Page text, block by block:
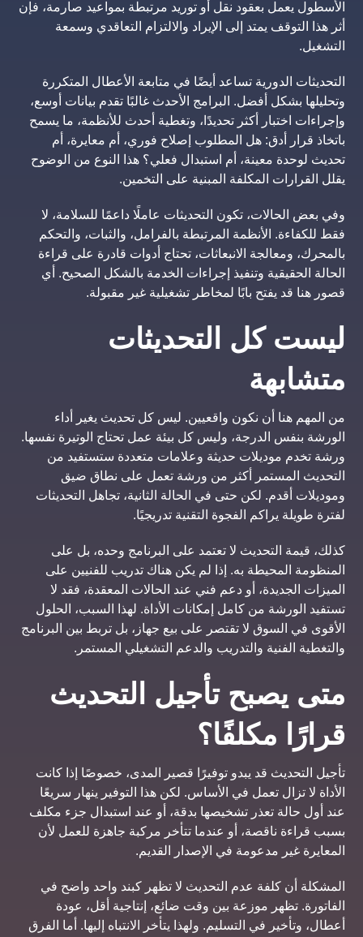
الأسطول يعمل بعقود نقل أو توريد مرتبطة بمواعيد صارمة، فإن
أثر هذا التوقف يمتد إلى الإيراد والالتزام التعاقدي وسمعة
التشغيل.
التحديثات الدورية تساعد أيضًا في متابعة الأعطال المتكررة
وتحليلها بشكل أفضل. البرامج الأحدث غالبًا تقدم بيانات أوسع،
وإجراءات اختبار أكثر تحديدًا، وتغطية أحدث للأنظمة، ما يسمح
باتخاذ قرار أدق: هل المطلوب إصلاح فوري، أم معايرة، أم
تحديث لوحدة معينة، أم استبدال فعلي؟ هذا النوع من الوضوح
يقلل القرارات المكلفة المبنية على التخمين.
وفي بعض الحالات، تكون التحديثات عاملًا داعمًا للسلامة، لا
فقط للكفاءة. الأنظمة المرتبطة بالفرامل، والثبات، والتحكم
بالمحرك، ومعالجة الانبعاثات، تحتاج أدوات قادرة على قراءة
الحالة الحقيقية وتنفيذ إجراءات الخدمة بالشكل الصحيح. أي
قصور هنا قد يفتح بابًا لمخاطر تشغيلية غير مقبولة.
ليست كل التحديثات
متشابهة
من المهم هنا أن نكون واقعيين. ليس كل تحديث يغير أداء
الورشة بنفس الدرجة، وليس كل بيئة عمل تحتاج الوتيرة نفسها.
ورشة تخدم موديلات حديثة وعلامات متعددة ستستفيد من
التحديث المستمر أكثر من ورشة تعمل على نطاق ضيق
وموديلات أقدم. لكن حتى في الحالة الثانية، تجاهل التحديثات
لفترة طويلة يراكم الفجوة التقنية تدريجيًا.
كذلك، قيمة التحديث لا تعتمد على البرنامج وحده، بل على
المنظومة المحيطة به. إذا لم يكن هناك تدريب للفنيين على
الميزات الجديدة، أو دعم فني عند الحالات المعقدة، فقد لا
تستفيد الورشة من كامل إمكانات الأداة. لهذا السبب، الحلول
الأقوى في السوق لا تقتصر على بيع جهاز، بل تربط بين البرنامج
والتغطية الفنية والتدريب والدعم التشغيلي المستمر.
متى يصبح تأجيل التحديث
قرارًا مكلفًا؟
تأجيل التحديث قد يبدو توفيرًا قصير المدى، خصوصًا إذا كانت
الأداة لا تزال تعمل في الأساس. لكن هذا التوفير ينهار سريعًا
عند أول حالة تعذر تشخيصها بدقة، أو عند استبدال جزء مكلف
بسبب قراءة ناقصة، أو عندما تتأخر مركبة جاهزة للعمل لأن
المعايرة غير مدعومة في الإصدار القديم.
المشكلة أن كلفة عدم التحديث لا تظهر كبند واحد واضح في
الفاتورة. تظهر موزعة بين وقت ضائع، إنتاجية أقل، عودة
أعطال، وتأخير في التسليم. ولهذا يتأخر الانتباه إليها. أما الفرق